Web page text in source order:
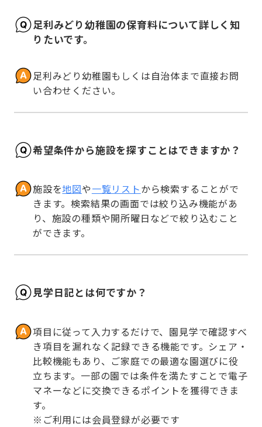
足利みどり幼稚園の保育料について詳しく知
りたいです。
足利みどり幼稚園もしくは自治体まで直接お問
い合わせください。
希望条件から施設を探すことはできますか？
施設を地図や一覧リストから検索することがで
きます。検索結果の画面では絞り込み機能があ
り、施設の種類や開所曜日などで絞り込むこと
ができます。
見学日記とは何ですか？
項目に従って入力するだけで、園見学で確認すべ
き項目を漏れなく記録できる機能です。シェア・
比較機能もあり、ご家庭での最適な園選びに役
立ちます。一部の園では条件を満たすことで電子
マネーなどに交換できるポイントを獲得できま
す。
※ご利用には会員登録が必要です